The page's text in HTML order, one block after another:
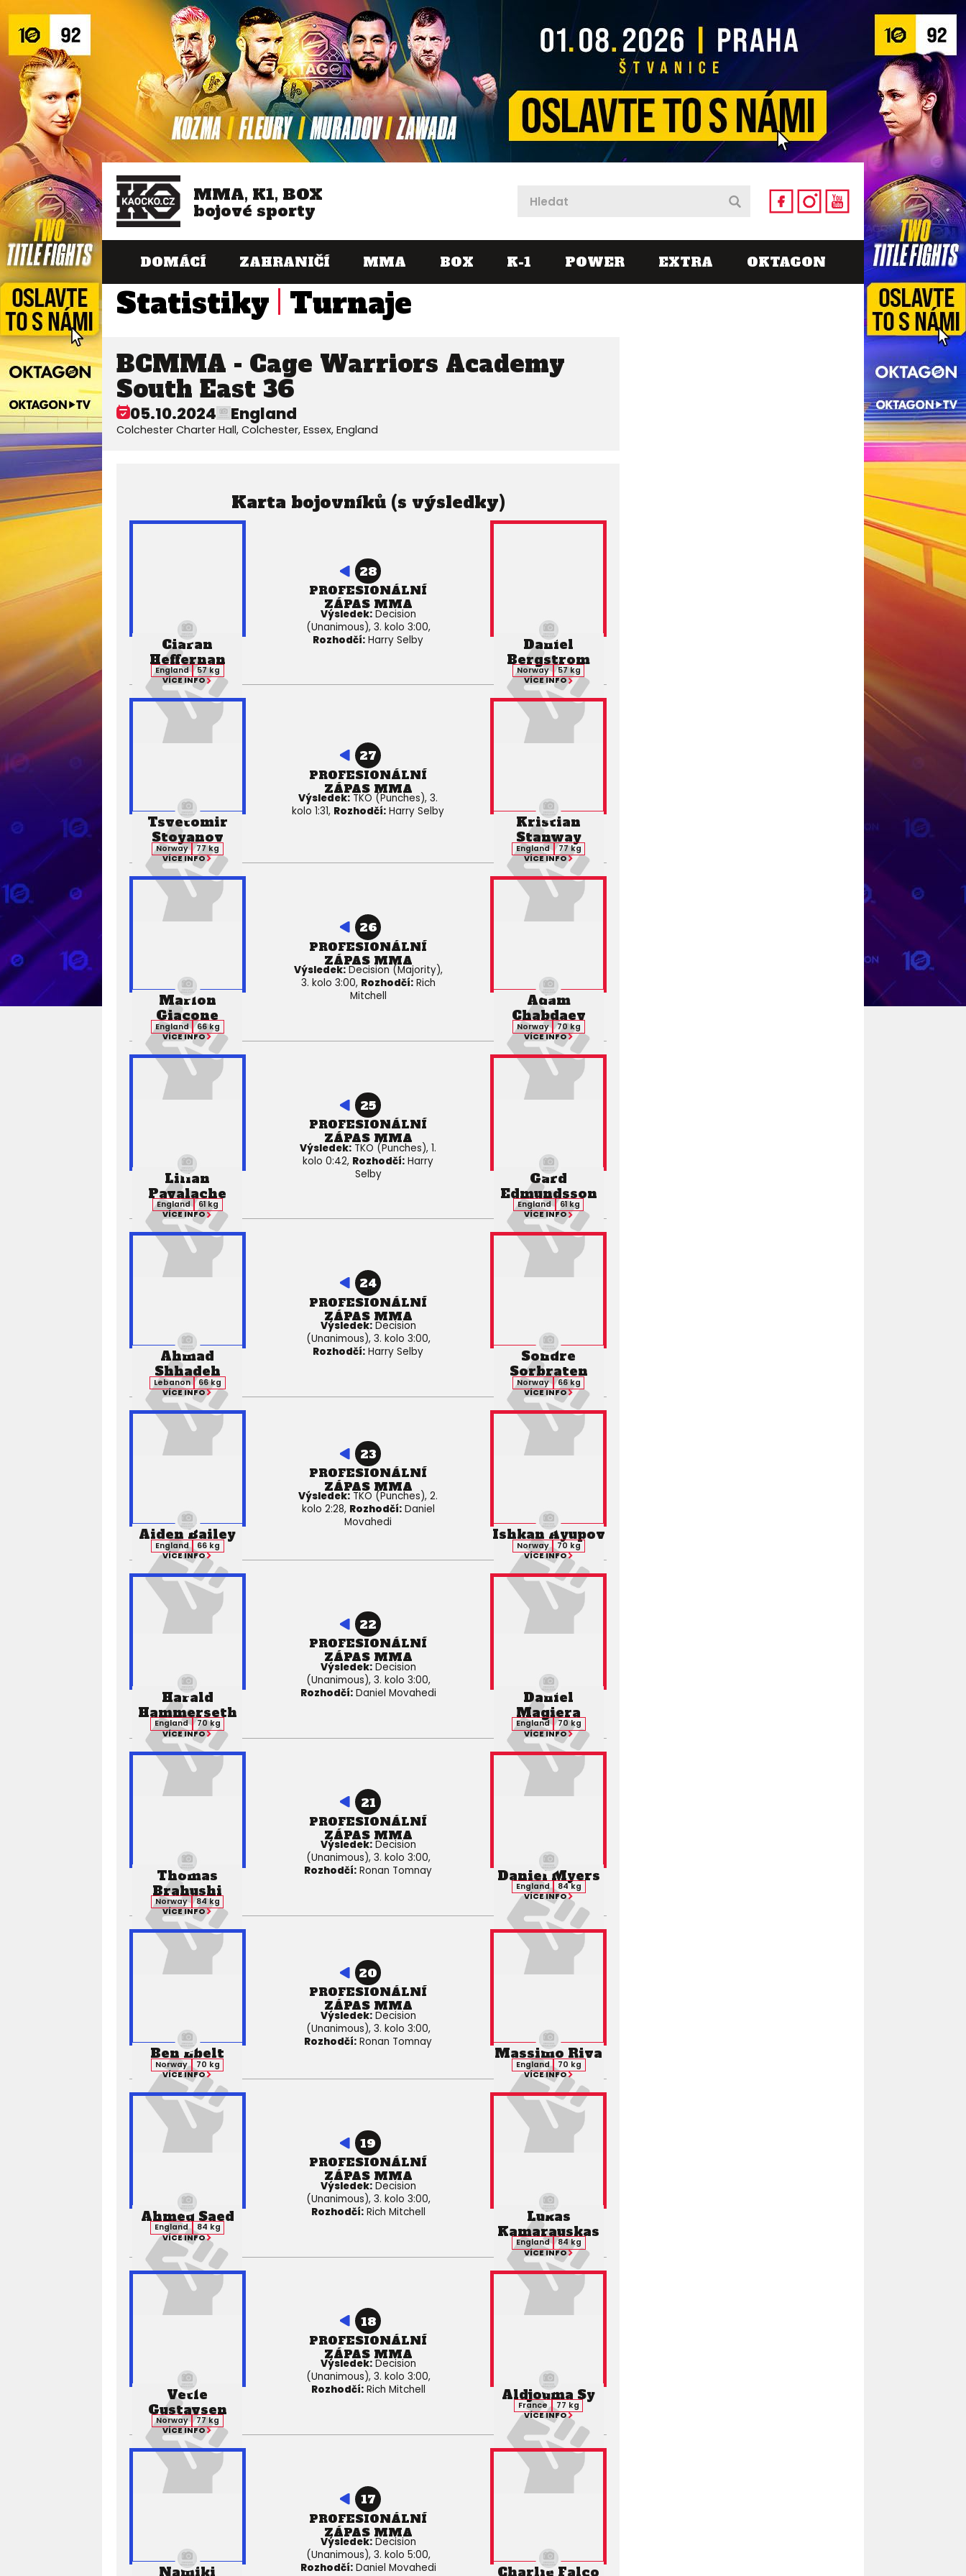
MMA, K1, BOX
bojové sporty
DOMÁCÍ ZAHRANIČÍ MMA BOX K-1 POWER EXTRA OKTAGON
Statistiky Turnaje
BCMMA - Cage Warriors Academy
South East 36
05.10.2024 England
Colchester Charter Hall, Colchester, Essex, England
Karta bojovníků (s výsledky)
Ciaran
Heffernan
England
57 kg
VÍCE INFO
28
PROFESIONÁLNÍ
ZÁPAS MMA
Výsledek:Decision
(Unanimous), 3. kolo 3:00,
Rozhodčí: Harry Selby
Daniel
Bergstrom
Norway
57 kg
VÍCE INFO
Tsvetomir
Stoyanov
Norway
77 kg
VÍCE INFO
27
PROFESIONÁLNÍ
ZÁPAS MMA
Výsledek: TKO (Punches), 3.
kolo 1:31, Rozhodčí: Harry Selby
Kristian
Stanway
England
77 kg
VÍCE INFO
Marlon
Giacone
England
66 kg
VÍCE INFO
26
PROFESIONÁLNÍ
ZÁPAS MMA
Výsledek:Decision (Majority),
3. kolo 3:00, Rozhodčí:Rich
Mitchell
Adam
Chabdaev
Norway
70 kg
VÍCE INFO
Lilian
Pavalache
England
61 kg
VÍCE INFO
25
PROFESIONÁLNÍ
ZÁPAS MMA
Výsledek: TKO (Punches), 1.
kolo 0:42, Rozhodčí: Harry
Selby
Gard
Edmundsson
England
61 kg
VÍCE INFO
Ahmad
Shhadeh
Lebanon
66 kg
VÍCE INFO
24
PROFESIONÁLNÍ
ZÁPAS MMA
Výsledek:Decision
(Unanimous), 3. kolo 3:00,
Rozhodčí: Harry Selby
Sondre
Sorbraten
Norway
66 kg
VÍCE INFO
Aiden Bailey
England
66 kg
VÍCE INFO
23
PROFESIONÁLNÍ
ZÁPAS MMA
Výsledek: TKO (Punches), 2.
kolo 2:28, Rozhodčí:Daniel
Movahedi
Ishkan Ayupov
Norway
70 kg
VÍCE INFO
Harald
Hammerseth
England
70 kg
VÍCE INFO
22
PROFESIONÁLNÍ
ZÁPAS MMA
Výsledek:Decision
(Unanimous), 3. kolo 3:00,
Rozhodčí:Daniel Movahedi
Daniel
Magiera
England
70 kg
VÍCE INFO
Thomas
Brahushi
Norway
84 kg
VÍCE INFO
21
PROFESIONÁLNÍ
ZÁPAS MMA
Výsledek:Decision
(Unanimous), 3. kolo 3:00,
Rozhodčí: Ronan Tomnay Daniel Myers
England
84 kg
VÍCE INFO
Ben Ebelt
Norway
70 kg
VÍCE INFO
20
PROFESIONÁLNÍ
ZÁPAS MMA
Výsledek:Decision
(Unanimous), 3. kolo 3:00,
Rozhodčí: Ronan Tomnay
Massimo Riva
England
70 kg
VÍCE INFO
Ahmed Saed
England
84 kg
VÍCE INFO
19
PROFESIONÁLNÍ
ZÁPAS MMA
Výsledek:Decision
(Unanimous), 3. kolo 3:00,
Rozhodčí:Rich Mitchell
Lukas
Kamarauskas
England
84 kg
VÍCE INFO
Vetle
Gustavsen
Norway
77 kg
VÍCE INFO
18
PROFESIONÁLNÍ
ZÁPAS MMA
Výsledek:Decision
(Unanimous), 3. kolo 3:00,
Rozhodčí:Rich Mitchell Aldjouma Sy
France
77 kg
VÍCE INFO
Namiki
17
PROFESIONÁLNÍ
ZÁPAS MMA
Výsledek:Decision
(Unanimous), 3. kolo 5:00,
Rozhodčí:Daniel Movahedi Charlie Falco